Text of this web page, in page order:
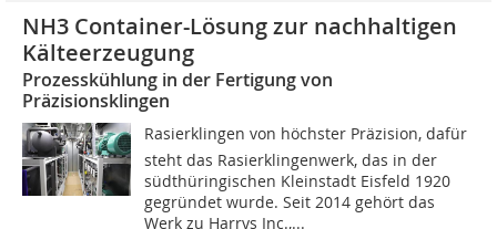
NH3 Container-Lösung zur nachhaltigen
Kälteerzeugung
Prozesskühlung in der Fertigung von
Präzisionsklingen
Rasierklingen von höchster Präzision, dafür
steht das Rasierklingenwerk, das in der
südthüringischen Kleinstadt Eisfeld 1920
gegründet wurde. Seit 2014 gehört das
Werk zu Harrys Inc.,...